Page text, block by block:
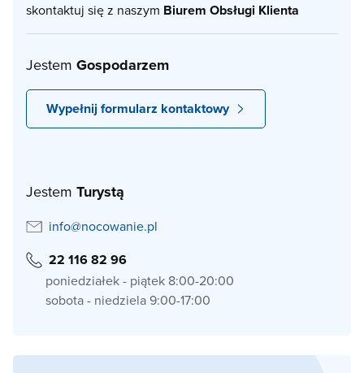
skontaktuj się z naszym Biurem Obsługi Klienta
Jestem Gospodarzem
Wypełnij formularz kontaktowy
Jestem Turystą
info@nocowanie.pl
22 116 82 96
poniedziałek - piątek 8:00-20:00
sobota - niedziela 9:00-17:00